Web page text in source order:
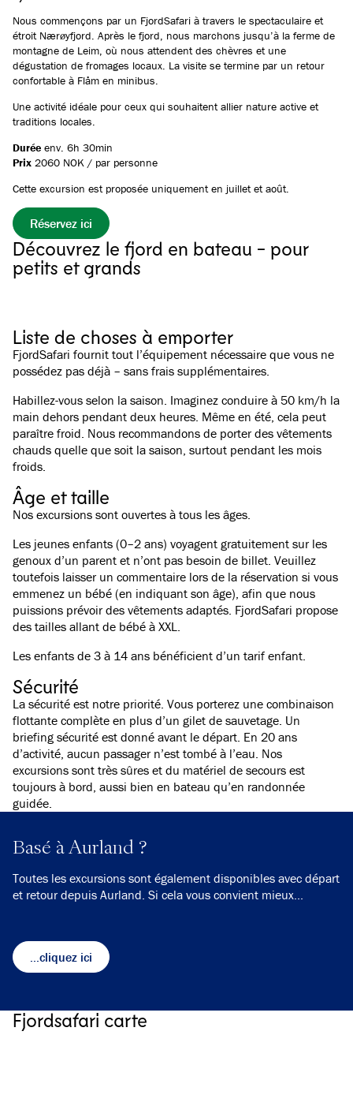
Nous commençons par un FjordSafari à travers le spectaculaire et
étroit Nærøyfjord. Après le fjord, nous marchons jusqu’à la ferme de
montagne de Leim, où nous attendent des chèvres et une
dégustation de fromages locaux. La visite se termine par un retour
confortable à Flåm en minibus.
Une activité idéale pour ceux qui souhaitent allier nature active et
traditions locales.
Durée env. 6h 30min
Prix 2060 NOK / par personne
Cette excursion est proposée uniquement en juillet et août.
Réservez ici
Découvrez le fjord en bateau - pour
petits et grands
Liste de choses à emporter
FjordSafari fournit tout l’équipement nécessaire que vous ne
possédez pas déjà – sans frais supplémentaires.
Habillez-vous selon la saison. Imaginez conduire à 50 km/h la
main dehors pendant deux heures. Même en été, cela peut
paraître froid. Nous recommandons de porter des vêtements
chauds quelle que soit la saison, surtout pendant les mois
froids.
Âge et taille
Nos excursions sont ouvertes à tous les âges.
Les jeunes enfants (0–2 ans) voyagent gratuitement sur les
genoux d’un parent et n’ont pas besoin de billet. Veuillez
toutefois laisser un commentaire lors de la réservation si vous
emmenez un bébé (en indiquant son âge), afin que nous
puissions prévoir des vêtements adaptés. FjordSafari propose
des tailles allant de bébé à XXL.
Les enfants de 3 à 14 ans bénéficient d’un tarif enfant.
Sécurité
La sécurité est notre priorité. Vous porterez une combinaison
flottante complète en plus d’un gilet de sauvetage. Un
briefing sécurité est donné avant le départ. En 20 ans
d’activité, aucun passager n’est tombé à l’eau. Nos
excursions sont très sûres et du matériel de secours est
toujours à bord, aussi bien en bateau qu’en randonnée
guidée.
Basé à Aurland ?
Toutes les excursions sont également disponibles avec départ
et retour depuis Aurland. Si cela vous convient mieux...
...cliquez ici
Fjordsafari carte